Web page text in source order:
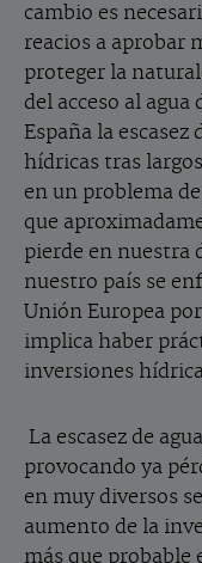
cambio es
reacios a aprobar
proteger la
del acceso al
España la
hídricas tras
en un problema
que
pierde en nuestra
nuestro país se
Unión Europea
implica haber
inversiones
La escasez de
provocando ya
en muy diversos
aumento de la
más que probable